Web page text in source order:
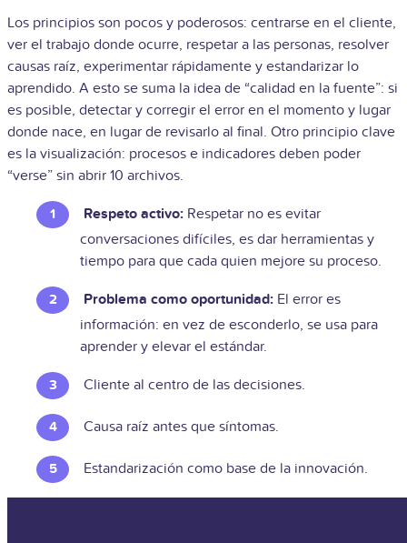
Los principios son pocos y poderosos: centrarse en el cliente,
ver el trabajo donde ocurre, respetar a las personas, resolver
causas raíz, experimentar rápidamente y estandarizar lo
aprendido. A esto se suma la idea de “calidad en la fuente”: si
es posible, detectar y corregir el error en el momento y lugar
donde nace, en lugar de revisarlo al final. Otro principio clave
es la visualización: procesos e indicadores deben poder
“verse” sin abrir 10 archivos.
Respeto activo: Respetar no es evitar
conversaciones difíciles, es dar herramientas y
tiempo para que cada quien mejore su proceso.
Problema como oportunidad: El error es
información: en vez de esconderlo, se usa para
aprender y elevar el estándar.
Cliente al centro de las decisiones.
Causa raíz antes que síntomas.
Estandarización como base de la innovación.